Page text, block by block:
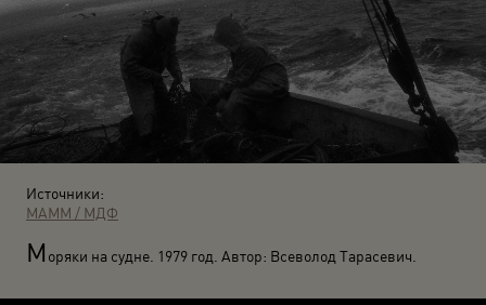
Источники:
МАММ / МДФ
М оряки на судне. 1979 год. Автор: Всеволод Тарасевич.